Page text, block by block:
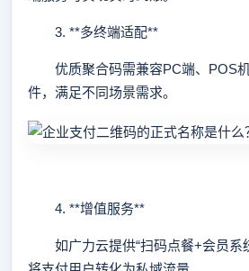
3. **多终端适配**
优质聚合码需兼容PC端、POS机
件，满足不同场景需求。
4. **增值服务**
如广力云提供“扫码点餐+会员系